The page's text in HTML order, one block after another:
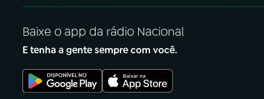
Baixe o app da rádio Nacional
E tenha a gente sempre com você.